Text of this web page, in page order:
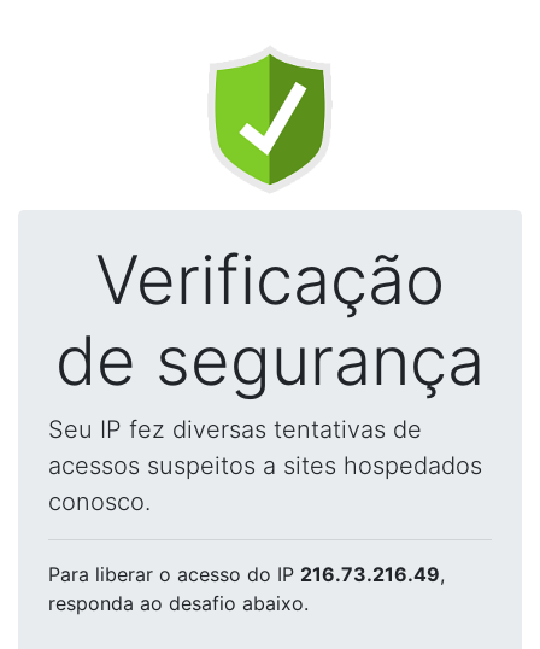
Verificação
de segurança
Seu IP fez diversas tentativas de
acessos suspeitos a sites hospedados
conosco.
Para liberar o acesso do IP 216.73.216.49,
responda ao desafio abaixo.